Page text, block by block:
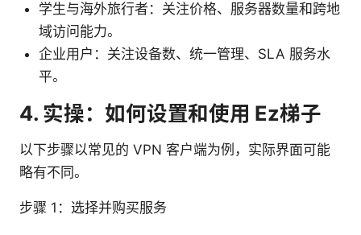
学生与海外旅行者：关注价格、服务器数量和跨地
域访问能力。
企业用户：关注设备数、统一管理、SLA 服务水
平。
4. 实操：如何设置和使用 Ez梯子
以下步骤以常见的 VPN 客户端为例，实际界面可能
略有不同。
步骤 1：选择并购买服务